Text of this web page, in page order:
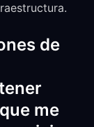
de
me